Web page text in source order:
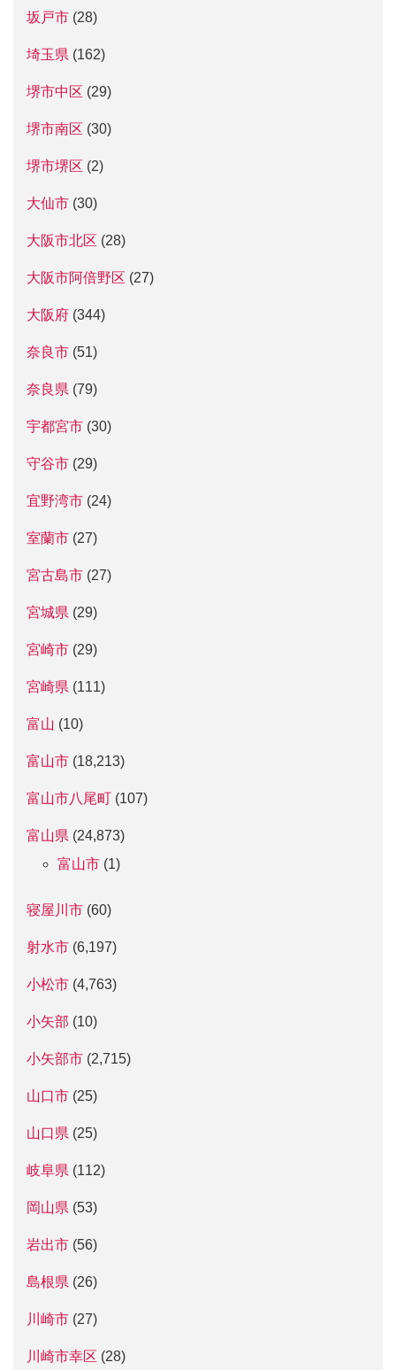
坂戸市 (28)
埼玉県 (162)
堺市中区 (29)
堺市南区 (30)
堺市堺区 (2)
大仙市 (30)
大阪市北区 (28)
大阪市阿倍野区 (27)
大阪府 (344)
奈良市 (51)
奈良県 (79)
宇都宮市 (30)
守谷市 (29)
宜野湾市 (24)
室蘭市 (27)
宮古島市 (27)
宮城県 (29)
宮崎市 (29)
宮崎県 (111)
富山 (10)
富山市 (18,213)
富山市八尾町 (107)
富山県 (24,873)
富山市 (1)
寝屋川市 (60)
射水市 (6,197)
小松市 (4,763)
小矢部 (10)
小矢部市 (2,715)
山口市 (25)
山口県 (25)
岐阜県 (112)
岡山県 (53)
岩出市 (56)
島根県 (26)
川崎市 (27)
川崎市幸区 (28)